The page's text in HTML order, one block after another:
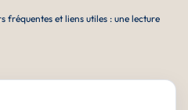
et liens utiles : une lecture